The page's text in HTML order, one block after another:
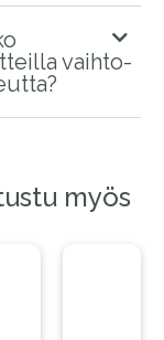
vaihto-
myös